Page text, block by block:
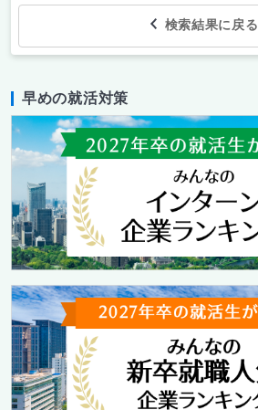
検索結果に戻る
早めの就活対策